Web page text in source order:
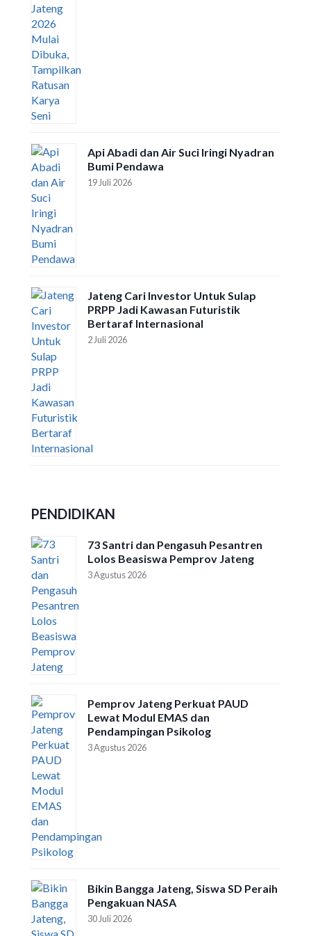
Api Abadi dan Air Suci Iringi Nyadran
Bumi Pendawa
19 Juli 2026
Jateng Cari Investor Untuk Sulap
PRPP Jadi Kawasan Futuristik
Bertaraf Internasional
2 Juli 2026
PENDIDIKAN
73 Santri dan Pengasuh Pesantren
Lolos Beasiswa Pemprov Jateng
3 Agustus 2026
Pemprov Jateng Perkuat PAUD
Lewat Modul EMAS dan
Pendampingan Psikolog
3 Agustus 2026
Bikin Bangga Jateng, Siswa SD Peraih
Pengakuan NASA
30 Juli 2026